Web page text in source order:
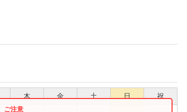
木 金 土 日 祝